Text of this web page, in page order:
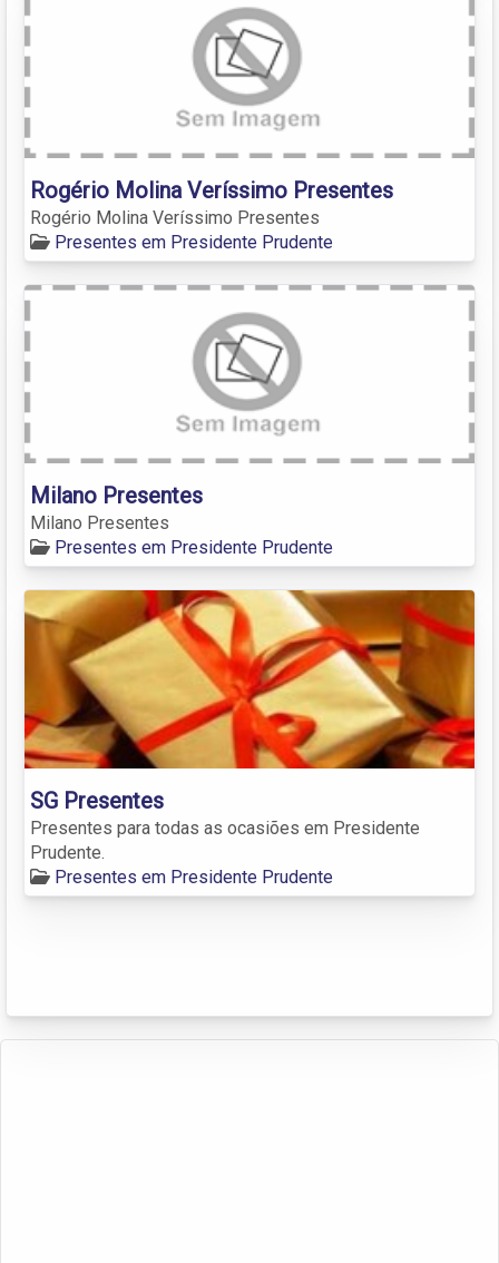
Rogério Molina Veríssimo Presentes
Rogério Molina Veríssimo Presentes
Presentes em Presidente Prudente
Milano Presentes
Milano Presentes
Presentes em Presidente Prudente
SG Presentes
Presentes para todas as ocasiões em Presidente
Prudente.
Presentes em Presidente Prudente